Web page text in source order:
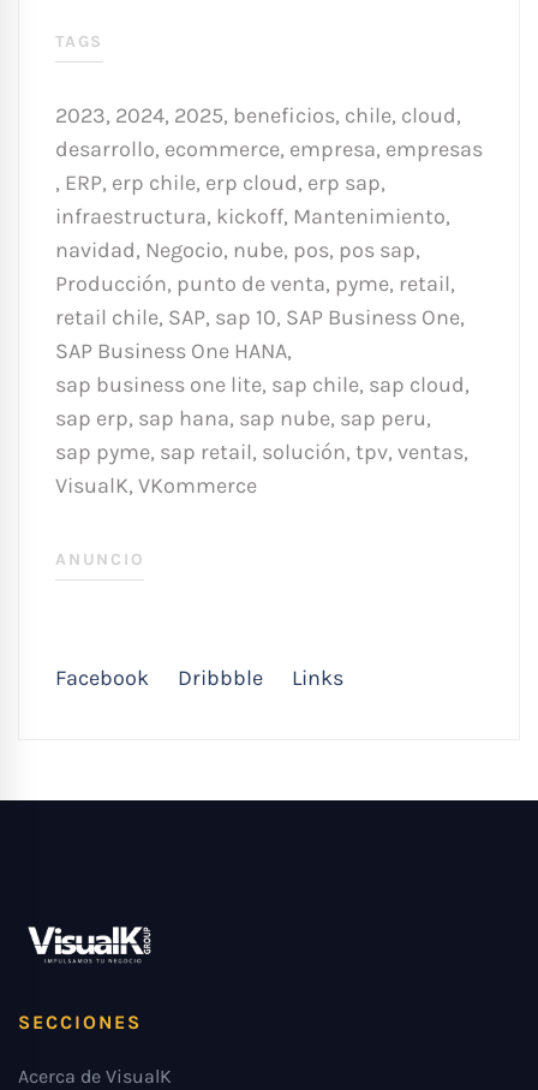
TAGS
2023, 2024, 2025, beneficios, chile, cloud,
desarrollo, ecommerce, empresa, empresas
, ERP, erp chile, erp cloud, erp sap,
infraestructura, kickoff, Mantenimiento,
navidad, Negocio, nube, pos, pos sap,
Producción, punto de venta, pyme, retail,
retail chile, SAP, sap 10, SAP Business One,
SAP Business One HANA,
sap business one lite, sap chile, sap cloud,
sap erp, sap hana, sap nube, sap peru,
sap pyme, sap retail, solución, tpv, ventas,
VisualK, VKommerce
ANUNCIO
Facebook Dribbble Links
SECCIONES
Acerca de VisualK